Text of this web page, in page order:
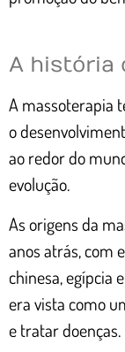
A história
A massoterapia
o
ao redor do
evolução.
As origens da
anos atrás, com
chinesa, egípcia
era vista como
e tratar doenças.